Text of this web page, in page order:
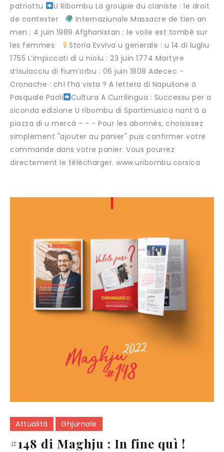
patriottu
U Ribombu La groupie du claniste : le droit
de contester
Internaziunale Massacre de tien an
men : 4 juin 1989 Afghanistan : le voile est tombé sur
les femmes
Storia Evviva u generale : u 14 di lugliu
1755 L‘impiccati di u niolu : 23 juin 1774 Martyre
d‘isulacciu di fium‘orbu : 06 juin 1808 Adecec -
Cronache : chì l‘hà vista ? A lettera di Napulione à
Pasquale Paoli
Cultura A Currilingua : Successu per a
siconda edizione U ribombu di Spartimusica nant‘à a
piazza di u mercà - - - Pour les abonnés, choisissez
simplement "ajouter au panier" puis confirmer votre
commande dans votre panier. Vous pourrez
directement le télécharger. www.uribombu.corsica
Attualità Ghjurnale
#148 di Maghju : In fine quì !